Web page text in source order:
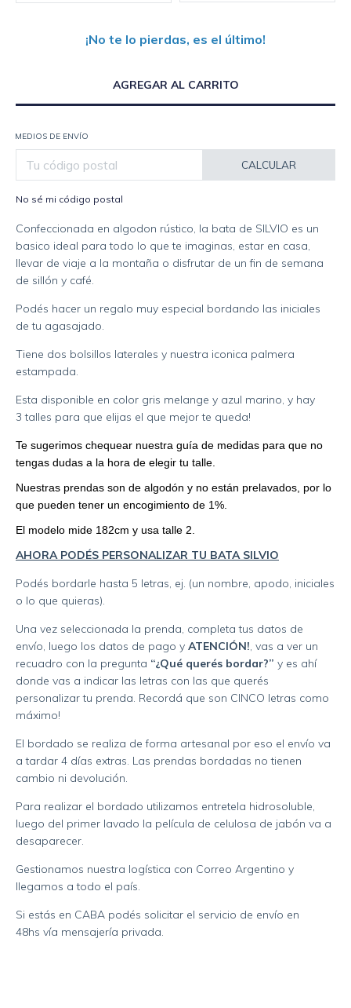
¡No te lo pierdas, es el último!
MEDIOS DE ENVÍO
CALCULAR
No sé mi código postal
Confeccionada en algodon rústico, la bata de SILVIO es un
basico ideal para todo lo que te imaginas, estar en casa,
llevar de viaje a la montaña o disfrutar de un fin de semana
de sillón y café.
Podés hacer un regalo muy especial bordando las iniciales
de tu agasajado.
Tiene dos bolsillos laterales y nuestra iconica palmera
estampada.
Esta disponible en color gris melange y azul marino, y hay
3 talles para que elijas el que mejor te queda!
Te sugerimos chequear nuestra guía de medidas para que no
tengas dudas a la hora de elegir tu talle.
Nuestras prendas son de algodón y no están prelavados, por lo
que pueden tener un encogimiento de 1%.
El modelo mide 182cm y usa talle 2.
AHORA PODÉS PERSONALIZAR TU BATA SILVIO
Podés bordarle hasta 5 letras, ej. (un nombre, apodo, iniciales
o lo que quieras).
Una vez seleccionada la prenda, completa tus datos de
envío, luego los datos de pago y ATENCIÓN!, vas a ver un
recuadro con la pregunta “¿Qué querés bordar?” y es ahí
donde vas a indicar las letras con las que querés
personalizar tu prenda. Recordá que son CINCO letras como
máximo!
El bordado se realiza de forma artesanal por eso el envío va
a tardar 4 días extras. Las prendas bordadas no tienen
cambio ni devolución.
Para realizar el bordado utilizamos entretela hidrosoluble,
luego del primer lavado la película de celulosa de jabón va a
desaparecer.
Gestionamos nuestra logística con Correo Argentino y
llegamos a todo el país.
Si estás en CABA podés solicitar el servicio de envío en
48hs vía mensajería privada.